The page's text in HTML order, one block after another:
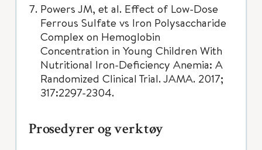
Powers JM, et al. Effect of Low-Dose
Ferrous Sulfate vs Iron Polysaccharide
Complex on Hemoglobin
Concentration in Young Children With
Nutritional Iron-Deficiency Anemia: A
Randomized Clinical Trial. JAMA. 2017;
317:2297-2304.
Prosedyrer og verktøy